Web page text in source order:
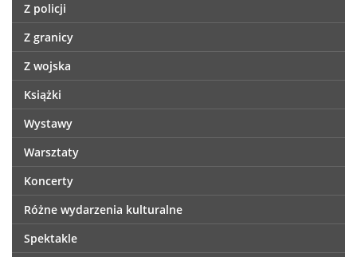
Z policji
Z granicy
Z wojska
Książki
Wystawy
Warsztaty
Koncerty
Różne wydarzenia kulturalne
Spektakle